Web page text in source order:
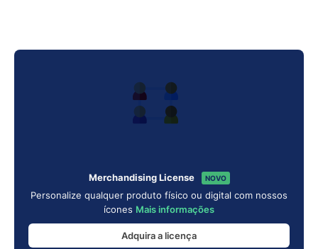
Merchandising License NOVO
Personalize qualquer produto físico ou digital com nossos
ícones Mais informações
Adquira a licença